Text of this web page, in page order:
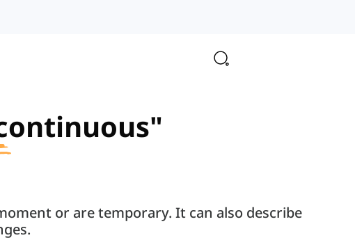
or are temporary. It can also describe